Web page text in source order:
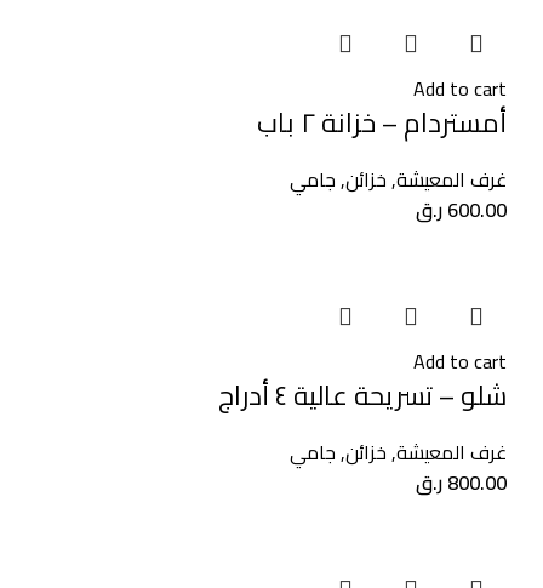
Add to cart
أمستردام – خزانة ٢ باب
غرف المعيشة,خزائن,جامي
600.00ر.ق
Add to cart
شلو – تسريحة عالية ٤ أدراج
غرف المعيشة,خزائن,جامي
800.00ر.ق